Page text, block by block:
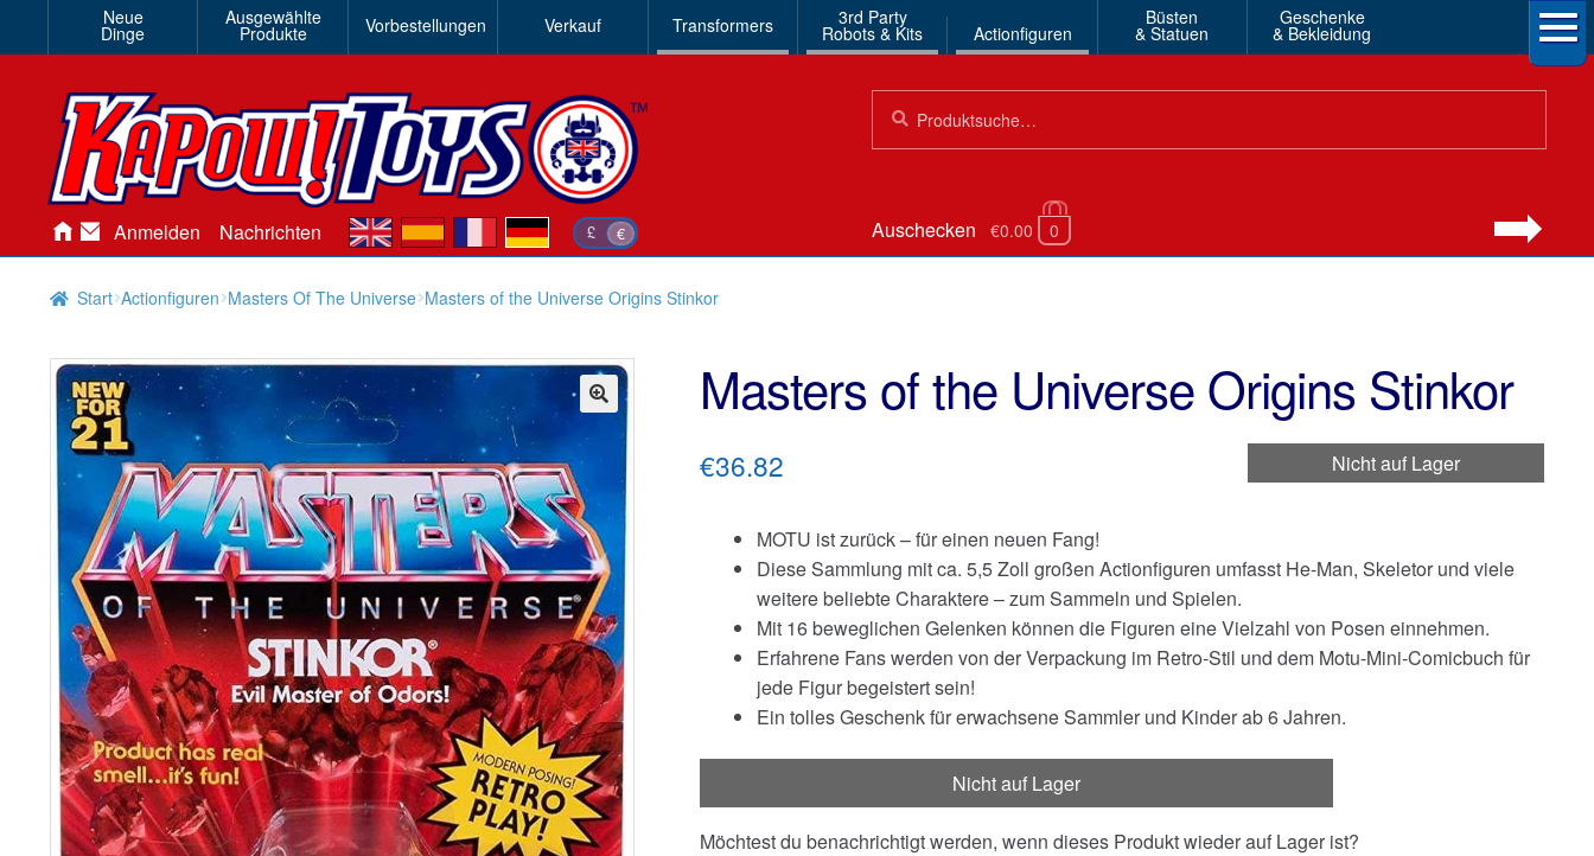
Neue
Dinge
Ausgewählte
Produkte Vorbestellungen Verkauf Transformers 3rd Party
Robots & Kits Actionfiguren
Büsten
& Statuen
Geschenke
& Bekleidung
nach:
Anmelden Nachrichten £ €
en es de Auschecken €0.00 0
Start Actionfiguren Masters Of The Universe Masters of the Universe Origins Stinkor
Masters of the Universe Origins Stinkor
Nicht auf Lager
€36.82
MOTU ist zurück – für einen neuen Fang!
Diese Sammlung mit ca. 5,5 Zoll großen Actionfiguren umfasst He-Man, Skeletor und viele
weitere beliebte Charaktere – zum Sammeln und Spielen.
Mit 16 beweglichen Gelenken können die Figuren eine Vielzahl von Posen einnehmen.
Erfahrene Fans werden von der Verpackung im Retro-Stil und dem Motu-Mini-Comicbuch für
jede Figur begeistert sein!
Ein tolles Geschenk für erwachsene Sammler und Kinder ab 6 Jahren.
Nicht auf Lager
Möchtest du benachrichtigt werden, wenn dieses Produkt wieder auf Lager ist?